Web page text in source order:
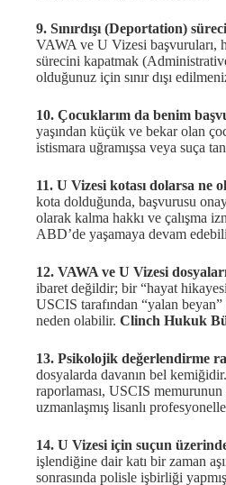
9. Sınırdışı (Deportation)
VAWA ve U Vizesi başvuruları,
sürecini kapatmak
olduğunuz için sınır dışı
10. Çocuklarım da benim
yaşından küçük ve bekar olan
istismara uğramışsa veya suça
11. U Vizesi kotası dolarsa ne
kota dolduğunda, başvurusu
olarak kalma hakkı ve çalışma
ABD’de yaşamaya devam
12. VAWA ve U Vizesi
ibaret değildir; bir “hayat
USCIS tarafından “yalan
neden olabilir. Clinch Hukuk
13. Psikolojik değerlendirme
dosyalarda davanın bel
raporlaması, USCIS memurunun
uzmanlaşmış lisanlı
14. U Vizesi için suçun
işlendiğine dair katı bir zaman
sonrasında polisle işbirliği